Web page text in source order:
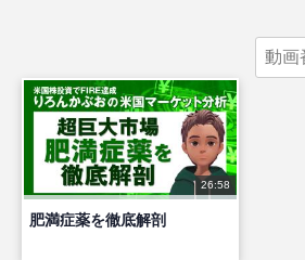
26:58
肥満症薬を徹底解剖